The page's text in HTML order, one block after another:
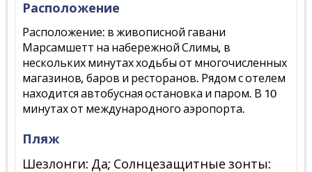
Расположение
Расположение: в живописной гавани
Марсамшетт на набережной Слимы, в
нескольких минутах ходьбы от многочисленных
магазинов, баров и ресторанов. Рядом с отелем
находится автобусная остановка и паром. В 10
минутах от международного аэропорта.
Пляж
Шезлонги: Да; Солнцезащитные зонты: